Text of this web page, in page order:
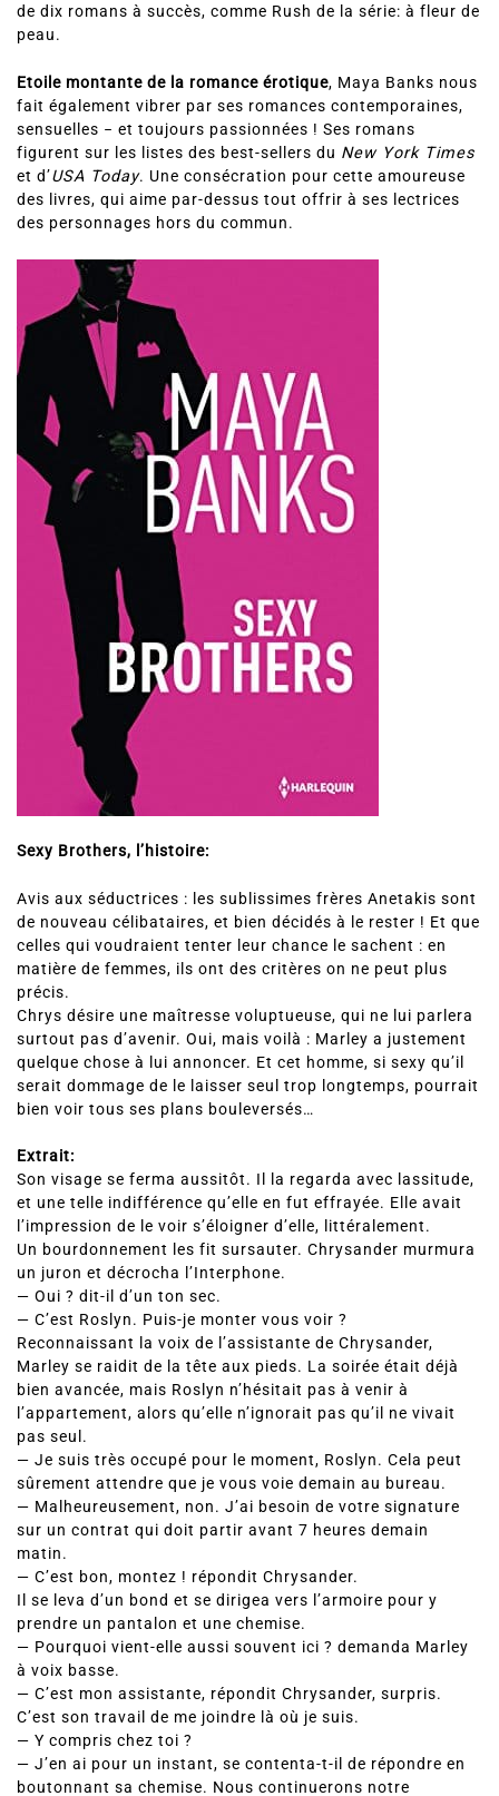
de dix romans à succès, comme Rush de la série: à fleur de
peau.
Etoile montante de la romance érotique, Maya Banks nous
fait également vibrer par ses romances contemporaines,
sensuelles − et toujours passionnées ! Ses romans
figurent sur les listes des best-sellers du New York Times
et d’USA Today. Une consécration pour cette amoureuse
des livres, qui aime par-dessus tout offrir à ses lectrices
des personnages hors du commun.
Sexy Brothers, l’histoire:
Avis aux séductrices : les sublissimes frères Anetakis sont
de nouveau célibataires, et bien décidés à le rester ! Et que
celles qui voudraient tenter leur chance le sachent : en
matière de femmes, ils ont des critères on ne peut plus
précis.
Chrys désire une maîtresse voluptueuse, qui ne lui parlera
surtout pas d’avenir. Oui, mais voilà : Marley a justement
quelque chose à lui annoncer. Et cet homme, si sexy qu’il
serait dommage de le laisser seul trop longtemps, pourrait
bien voir tous ses plans bouleversés…
Extrait:
Son visage se ferma aussitôt. Il la regarda avec lassitude,
et une telle indifférence qu’elle en fut effrayée. Elle avait
l’impression de le voir s’éloigner d’elle, littéralement.
Un bourdonnement les fit sursauter. Chrysander murmura
un juron et décrocha l’Interphone.
— Oui ? dit-il d’un ton sec.
— C’est Roslyn. Puis-je monter vous voir ?
Reconnaissant la voix de l’assistante de Chrysander,
Marley se raidit de la tête aux pieds. La soirée était déjà
bien avancée, mais Roslyn n’hésitait pas à venir à
l’appartement, alors qu’elle n’ignorait pas qu’il ne vivait
pas seul.
— Je suis très occupé pour le moment, Roslyn. Cela peut
sûrement attendre que je vous voie demain au bureau.
— Malheureusement, non. J’ai besoin de votre signature
sur un contrat qui doit partir avant 7 heures demain
matin.
— C’est bon, montez ! répondit Chrysander.
Il se leva d’un bond et se dirigea vers l’armoire pour y
prendre un pantalon et une chemise.
— Pourquoi vient-elle aussi souvent ici ? demanda Marley
à voix basse.
— C’est mon assistante, répondit Chrysander, surpris.
C’est son travail de me joindre là où je suis.
— Y compris chez toi ?
— J’en ai pour un instant, se contenta-t-il de répondre en
boutonnant sa chemise. Nous continuerons notre